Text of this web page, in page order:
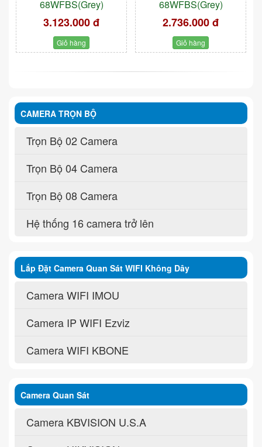
68WFBS(Grey)
3.123.000 đ
Giỏ hàng
68WFBS(Grey)
2.736.000 đ
Giỏ hàng
CAMERA TRỌN BỘ
Trọn Bộ 02 Camera
Trọn Bộ 04 Camera
Trọn Bộ 08 Camera
Hệ thống 16 camera trở lên
Lắp Đặt Camera Quan Sát WIFI Không Dây
Camera WIFI IMOU
Camera IP WIFI Ezviz
Camera WIFI KBONE
Camera Quan Sát
Camera KBVISION U.S.A